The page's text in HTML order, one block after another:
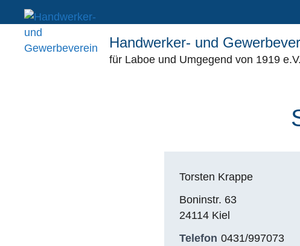
Inhalt
springen
Handwerker- und
für Laboe und Umgegend von 1919 e.V.
Torsten Krappe
Boninstr. 63
24114 Kiel
Telefon 0431/997073